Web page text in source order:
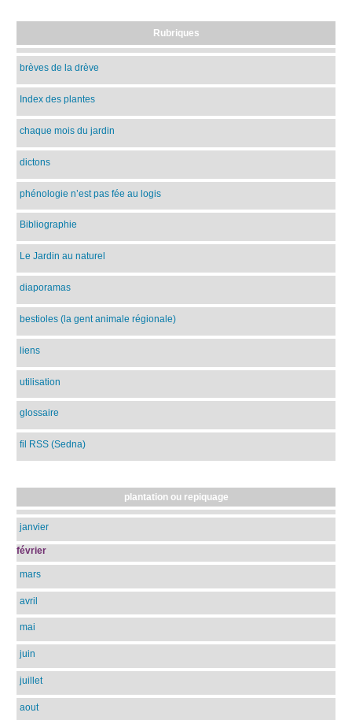
Rubriques
brèves de la drève
Index des plantes
chaque mois du jardin
dictons
phénologie n’est pas fée au logis
Bibliographie
Le Jardin au naturel
diaporamas
bestioles (la gent animale régionale)
liens
utilisation
glossaire
fil RSS (Sedna)
plantation ou repiquage
janvier
février
mars
avril
mai
juin
juillet
aout